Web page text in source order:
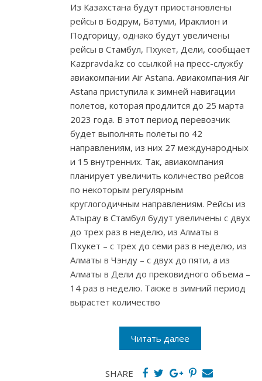
Из Казахстана будут приостановлены
рейсы в Бодрум, Батуми, Ираклион и
Подгорицу, однако будут увеличены
рейсы в Стамбул, Пхукет, Дели, сообщает
Kazpravda.kz со ссылкой на пресс-службу
авиакомпании Air Astana. Авиакомпания Air
Astana приступила к зимней навигации
полетов, которая продлится до 25 марта
2023 года. В этот период перевозчик
будет выполнять полеты по 42
направлениям, из них 27 международных
и 15 внутренних. Так, авиакомпания
планирует увеличить количество рейсов
по некоторым регулярным
круглогодичным направлениям. Рейсы из
Атырау в Стамбул будут увеличены с двух
до трех раз в неделю, из Алматы в
Пхукет – с трех до семи раз в неделю, из
Алматы в Чэнду – с двух до пяти, а из
Алматы в Дели до прековидного объема –
14 раз в неделю. Также в зимний период
вырастет количество
Читать далее
SHARE